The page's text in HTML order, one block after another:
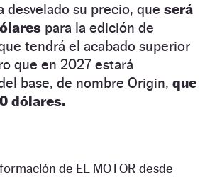
desvelado su precio, que será
para la edición de
tendrá el acabado superior
que en 2027 estará
base, de nombre Origin, que
dólares.
de EL MOTOR desde